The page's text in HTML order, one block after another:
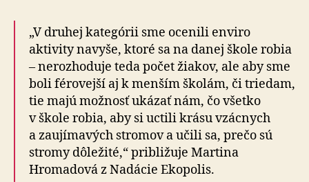
„V druhej kategórii sme ocenili enviro
aktivity navyše, ktoré sa na danej škole robia
– nerozhoduje teda počet žiakov, ale aby sme
boli férovejší aj k menším školám, či triedam,
tie majú možnosť ukázať nám, čo všetko
v škole robia, aby si uctili krásu vzácnych
a zaujímavých stromov a učili sa, prečo sú
stromy dôležité,“ približuje Martina
Hromadová z Nadácie Ekopolis.